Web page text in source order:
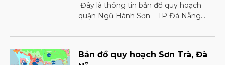
Đây là thông tin bản đồ quy hoạch
quận Ngũ Hành Sơn – TP Đà Nẵng
Bản đồ quy hoạch Sơn Trà, Đà